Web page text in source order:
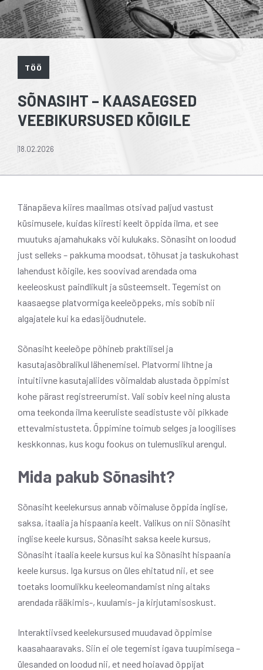
TÖÖ
SÕNASIHT – KAASAEGSED
VEEBIKURSUSED KÕIGILE
18.02.2026
Tänapäeva kiires maailmas otsivad paljud vastust
küsimusele, kuidas kiiresti keelt õppida ilma, et see
muutuks ajamahukaks või kulukaks. Sõnasiht on loodud
just selleks – pakkuma moodsat, tõhusat ja taskukohast
lahendust kõigile, kes soovivad arendada oma
keeleoskust paindlikult ja süsteemselt. Tegemist on
kaasaegse platvormiga keeleõppeks, mis sobib nii
algajatele kui ka edasijõudnutele.
Sõnasiht keeleõpe põhineb praktilisel ja
kasutajasõbralikul lähenemisel. Platvormi lihtne ja
intuitiivne kasutajaliides võimaldab alustada õppimist
kohe pärast registreerumist. Vali sobiv keel ning alusta
oma teekonda ilma keeruliste seadistuste või pikkade
ettevalmistusteta. Õppimine toimub selges ja loogilises
keskkonnas, kus kogu fookus on tulemuslikul arengul.
Mida pakub Sõnasiht?
Sõnasiht keelekursus annab võimaluse õppida inglise,
saksa, itaalia ja hispaania keelt. Valikus on nii Sõnasiht
inglise keele kursus, Sõnasiht saksa keele kursus,
Sõnasiht itaalia keele kursus kui ka Sõnasiht hispaania
keele kursus. Iga kursus on üles ehitatud nii, et see
toetaks loomulikku keeleomandamist ning aitaks
arendada rääkimis-, kuulamis- ja kirjutamisoskust.
Interaktiivsed keelekursused muudavad õppimise
kaasahaaravaks. Siin ei ole tegemist igava tuupimisega –
ülesanded on loodud nii, et need hoiavad õppijat